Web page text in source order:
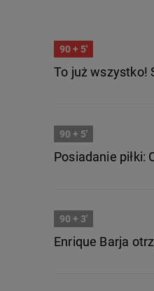
90+ 5'
To już wszystko!
90 + 5'
Posiadanie piłki:
90 + 3'
Enrique Barja